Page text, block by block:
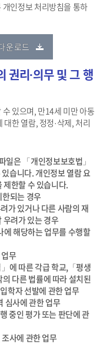
인정보 처리방침을 통하
운로드
권리·의무 및 그 행
있으며, 만14세 미만 아동
한 열람, 정정·삭제, 처리
일은 「개인정보보호법」
습니다. 개인정보 열람 요
한할 수 있습니다.
되는 경우
가 있거나 다른 사람의 재
우려가 있는 경우
해당하는 업무를 수행할
무
에 따른 각급 학교,「평생
다른 법률에 따라 설치된
학자 선발에 관한 업무
심사에 관한 업무
중인 평가 또는 판단에 관
사에 관한 업무